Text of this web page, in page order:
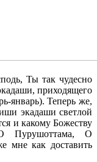
Ты так чудесно
приходящего
январь). Теперь же,
экадаши светлой
и какому Божеству
Пурушоттама, О
мне как доставить